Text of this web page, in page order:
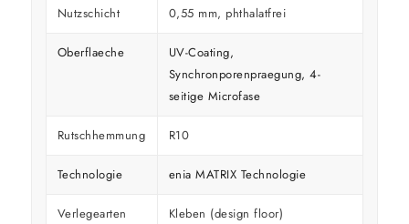
Nutzschicht 0,55 mm, phthalatfrei
Oberflaeche
UV-Coating,
Synchronporenpraegung, 4-
seitige Microfase
Rutschhemmung R10
Technologie enia MATRIX Technologie
Verlegearten Kleben (design floor)